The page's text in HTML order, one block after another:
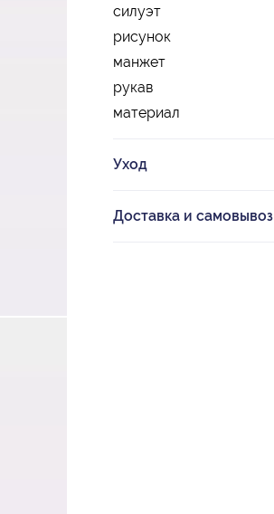
силуэт
рисунок
манжет
рукав
материал
Уход
Доставка и самовывоз